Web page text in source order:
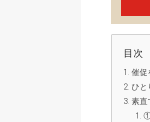
目次
催促
ひと
素直
①